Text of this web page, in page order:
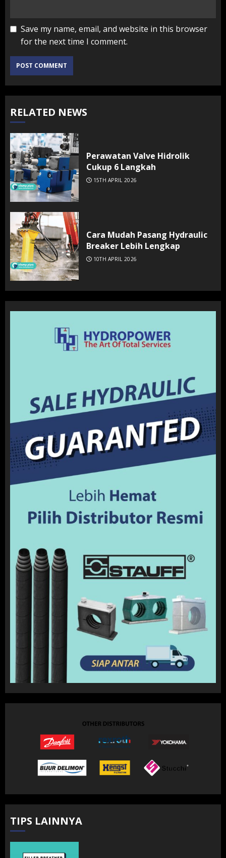
Save my name, email, and website in this browser
for the next time I comment.
RELATED NEWS
Perawatan Valve Hidrolik
Cukup 6 Langkah
15TH APRIL 2026
Cara Mudah Pasang Hydraulic
Breaker Lebih Lengkap
10TH APRIL 2026
TIPS LAINNYA